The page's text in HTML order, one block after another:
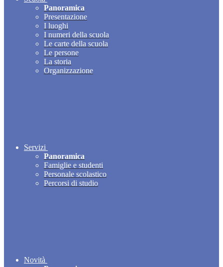
Panoramica
Presentazione
I luoghi
I numeri della scuola
Le carte della scuola
Le persone
La storia
Organizzazione
Servizi
Panoramica
Famiglie e studenti
Personale scolastico
Percorsi di studio
Novità